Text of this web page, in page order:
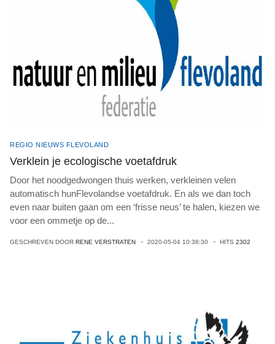
REGIO NIEUWS FLEVOLAND
Verklein je ecologische voetafdruk
Door het noodgedwongen thuis werken, verkleinen velen
automatisch hunFlevolandse voetafdruk. En als we dan toch
even naar buiten gaan om een ‘frisse neus’ te halen, kiezen we
voor een ommetje op de...
GESCHREVEN DOOR RENE VERSTRATEN 2020-05-04 10:38:30 HITS 2302